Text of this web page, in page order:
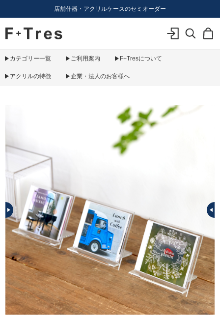
F+Tres｜エフ プラス トレス｜material figure experience
店舗什器・アクリルケースのセミオーダー
カテゴリー一覧 ご利用案内 F+Tresについて
アクリルの特徴 企業・法人のお客様へ
PREV